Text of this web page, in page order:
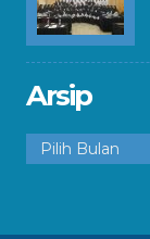
Arsip
Arsip